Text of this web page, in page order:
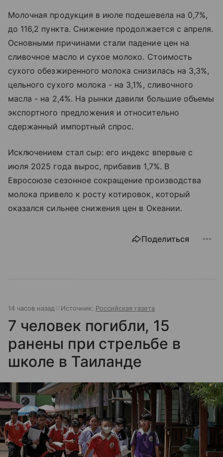
Молочная продукция в июле подешевела на 0,7%,
до 116,2 пункта. Снижение продолжается с апреля.
Основными причинами стали падение цен на
сливочное масло и сухое молоко. Стоимость
сухого обезжиренного молока снизилась на 3,3%,
цельного сухого молока - на 3,1%, сливочного
масла - на 2,4%. На рынки давили большие объемы
экспортного предложения и относительно
сдержанный импортный спрос.
Исключением стал сыр: его индекс впервые с
июля 2025 года вырос, прибавив 1,7%. В
Евросоюзе сезонное сокращение производства
молока привело к росту котировок, который
оказался сильнее снижения цен в Океании.
Поделиться
14 часов назад Источник: Российская газета
7 человек погибли, 15
ранены при стрельбе в
школе в Таиланде